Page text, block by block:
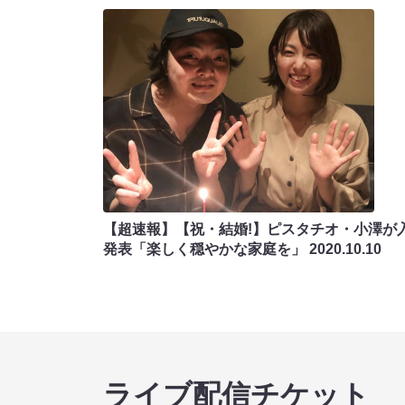
【超速報】【祝・結婚!】ピスタチオ・小澤が
発表「楽しく穏やかな家庭を」 2020.10.10
ライブ配信チケット